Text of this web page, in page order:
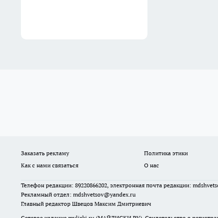
Заказать рекламу Политика этики
Как с нами связаться
О нас
Телефон редакции: 89220866202, электронная почта редакции:
Рекламный отдел: mdshvetsov@yandex.ru
Главный редактор Швецов Максим Дмитриевич